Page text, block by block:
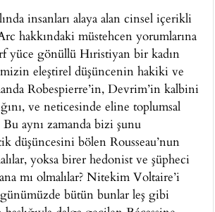
insanları alaya alan cinsel içerikli
hakkındaki müstehcen yorumlarına
yüce gönüllü Hıristiyan bir kadın
eleştirel düşüncenin hakiki ve
Robespierre’in, Devrim’in kalbini
ve neticesinde eline toplumsal
aynı zamanda bizi şunu
düşüncesini bölen Rousseau’nun
yoksa birer hedonist ve şüpheci
mı olmalılar? Nitekim Voltaire’i
bütün bunlar leş gibi